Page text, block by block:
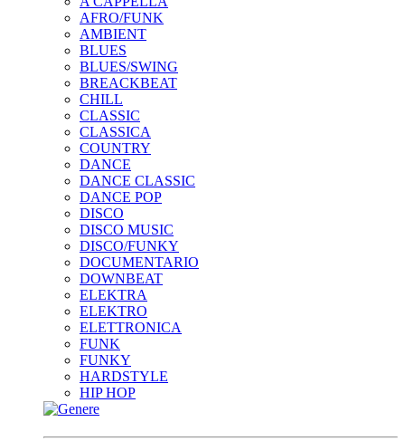
AFRO/FUNK
AMBIENT
BLUES
BLUES/SWING
BREACKBEAT
CHILL
CLASSIC
CLASSICA
COUNTRY
DANCE
DANCE CLASSIC
DANCE POP
DISCO
DISCO MUSIC
DISCO/FUNKY
DOCUMENTARIO
DOWNBEAT
ELEKTRA
ELEKTRO
ELETTRONICA
FUNK
FUNKY
HARDSTYLE
HIP HOP